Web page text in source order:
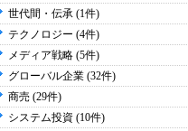
世代間・伝承 (1件)
テクノロジー (4件)
メディア戦略 (5件)
グローバル企業 (32件)
商売 (29件)
システム投資 (10件)